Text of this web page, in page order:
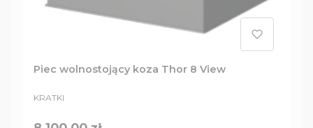
Piec wolnostojący koza Thor 8 View
PRODUCENT
KRATKI